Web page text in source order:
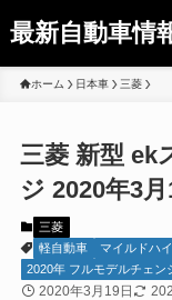
最新自動車情
ホーム 日本車 三菱
三菱 新型 ek
ジ 2020年3
三菱
軽自動車
マイルドハ
2020年 フルモデルチェン
2020年3月19日